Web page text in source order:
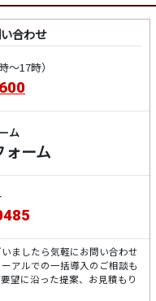
合わせ
～17時）
ム
ォーム
ましたら気軽にお問い合わせ
アルでの一括導入のご相談も
望に沿った提案、お見積もり